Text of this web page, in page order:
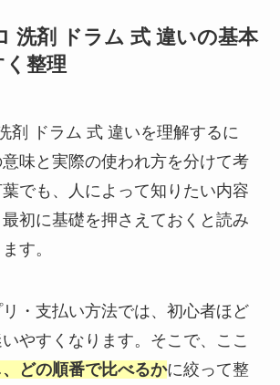
洗剤 ドラム 式 違いの基本
整理
剤 ドラム 式 違いを理解するに
味と実際の使われ方を分けて考
でも、人によって知りたい内容
初に基礎を押さえておくと読み
す。
・支払い方法では、初心者ほど
やすくなります。そこで、ここ
どの順番で比べるかに絞って整